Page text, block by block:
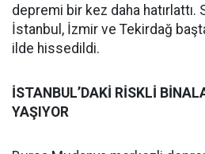
depremi bir kez daha hatırlattı.
İstanbul, İzmir ve Tekirdağ
ilde hissedildi.
İSTANBUL’DAKİ RİSKLİ
YAŞIYOR